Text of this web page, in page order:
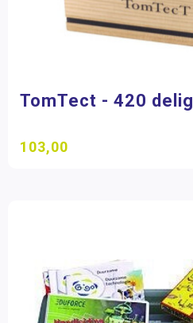
TomTect - 420 delig
103,00